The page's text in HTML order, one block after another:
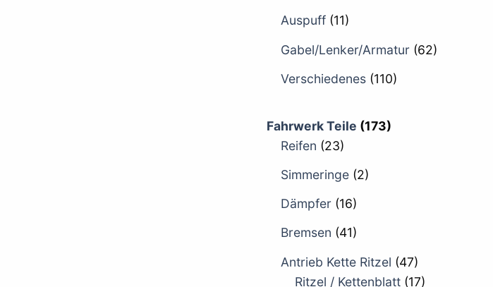
Auspuff (11)
Gabel/Lenker/Armatur (62)
Verschiedenes (110)
Fahrwerk Teile (173)
Reifen (23)
Simmeringe (2)
Dämpfer (16)
Bremsen (41)
Antrieb Kette Ritzel (47)
Ritzel / Kettenblatt (17)